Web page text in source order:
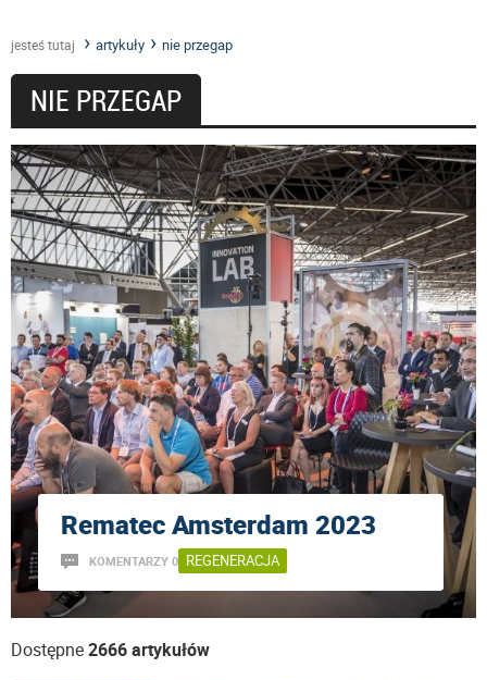
jesteś tutaj artykuły nie przegap
NIE PRZEGAP
Rematec Amsterdam 2023
KOMENTARZY 0 REGENERACJA
Dostępne2666 artykułów